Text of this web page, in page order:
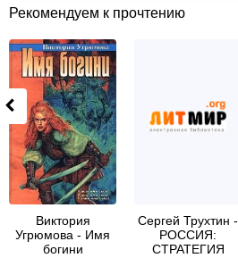
Рекомендуем к прочтению
Виктория
Угрюмова - Имя
богини
Сергей Трухтин -
РОССИЯ:
СТРАТЕГИЯ